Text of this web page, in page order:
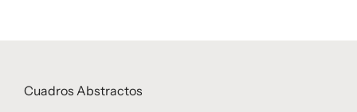
Cuadros Abstractos